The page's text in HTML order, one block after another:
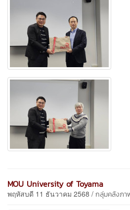
MOU University of Toyama
พฤหัสบดี 11 ธันวาคม 2568 / กลุ่มคลังภา